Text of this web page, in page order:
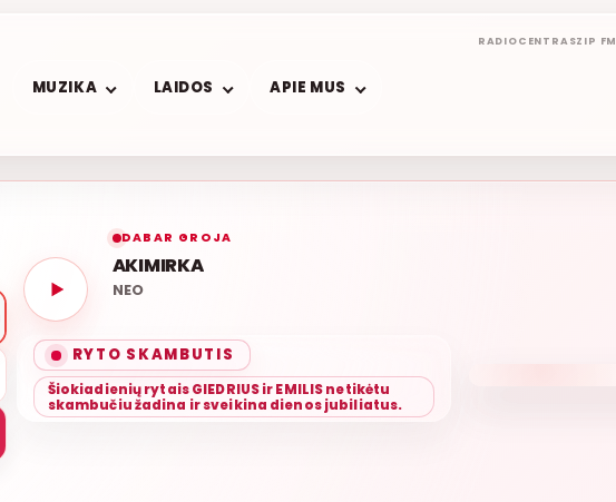
RADIOCENTRASZIP FM
MUZIKA LAIDOS APIE MUS
DABAR GROJA
AKIMIRKA
NEO
RYTO SKAMBUTIS
Šiokiadienių rytais GIEDRIUS ir EMILIS netikėtu
skambučiu žadina ir sveikina dienos jubiliatus.